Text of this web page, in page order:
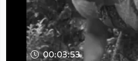
00:03:53